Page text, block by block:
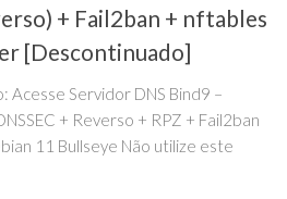
+ Fail2ban + nftables
[Descontinuado]
Acesse Servidor DNS Bind9 –
+ Reverso + RPZ + Fail2ban
11 Bullseye Não utilize este